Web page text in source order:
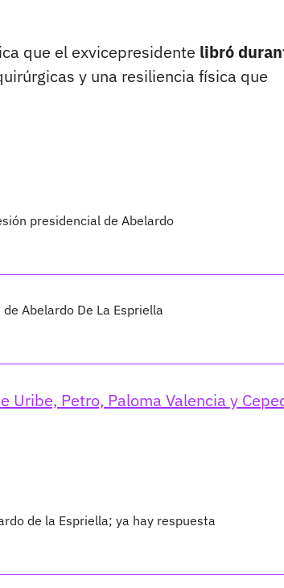
que el exvicepresidente libró
y una resiliencia física que
presidencial de Abelardo
Abelardo De La Espriella
Uribe, Petro, Paloma Valencia y
de la Espriella; ya hay respuesta